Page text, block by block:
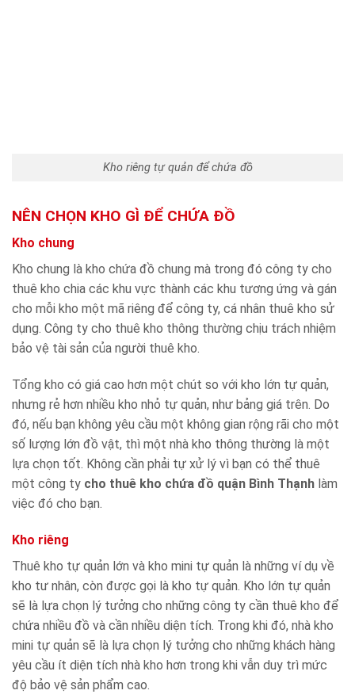
Kho riêng tự quản để chứa đồ
NÊN CHỌN KHO GÌ ĐỂ CHỨA ĐỒ
Kho chung
Kho chung là kho chứa đồ chung mà trong đó công ty cho
thuê kho chia các khu vực thành các khu tương ứng và gán
cho mỗi kho một mã riêng để công ty, cá nhân thuê kho sử
dụng. Công ty cho thuê kho thông thường chịu trách nhiệm
bảo vệ tài sản của người thuê kho.
Tổng kho có giá cao hơn một chút so với kho lớn tự quản,
nhưng rẻ hơn nhiều kho nhỏ tự quản, như bảng giá trên. Do
đó, nếu bạn không yêu cầu một không gian rộng rãi cho một
số lượng lớn đồ vật, thì một nhà kho thông thường là một
lựa chọn tốt. Không cần phải tự xử lý vì bạn có thể thuê
một công ty cho thuê kho chứa đồ quận Bình Thạnh làm
việc đó cho bạn.
Kho riêng
Thuê kho tự quản lớn và kho mini tự quản là những ví dụ về
kho tư nhân, còn được gọi là kho tự quản. Kho lớn tự quản
sẽ là lựa chọn lý tưởng cho những công ty cần thuê kho để
chứa nhiều đồ và cần nhiều diện tích. Trong khi đó, nhà kho
mini tự quản sẽ là lựa chọn lý tưởng cho những khách hàng
yêu cầu ít diện tích nhà kho hơn trong khi vẫn duy trì mức
độ bảo vệ sản phẩm cao.